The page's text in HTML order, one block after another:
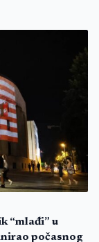
“mlađi” u
počasnog